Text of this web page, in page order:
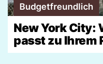
Budgetfreundlich
New York City:
passt zu Ihrem